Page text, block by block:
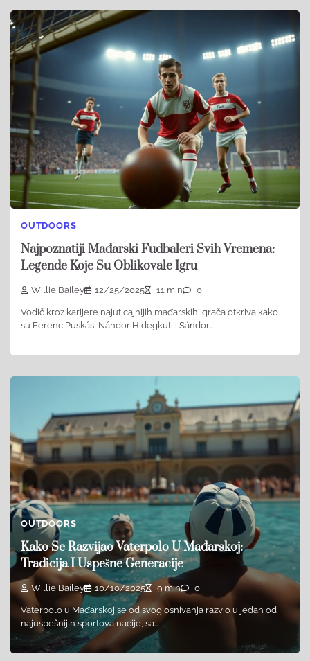
OUTDOORS
Najpoznatiji Mađarski Fudbaleri Svih Vremena:
Legende Koje Su Oblikovale Igru
Willie Bailey 12/25/2025 11 min 0
Vodič kroz karijere najuticajnijih mađarskih igrača otkriva kako
su Ferenc Puskás, Nándor Hidegkuti i Sándor…
OUTDOORS
Kako Se Razvijao Vaterpolo U Mađarskoj:
Tradicija I Uspešne Generacije
Willie Bailey 10/10/2025 9 min 0
Vaterpolo u Mađarskoj se od svog osnivanja razvio u jedan od
najuspešnijih sportova nacije, sa…